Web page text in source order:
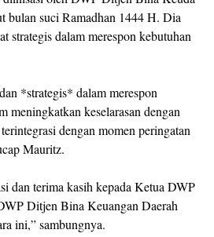
bulan suci Ramadhan 1444 H. Dia
strategis dalam merespon kebutuhan
*strategis* dalam merespon
meningkatkan keselarasan dengan
dengan momen peringatan
Mauritz.
dan terima kasih kepada Ketua DWP
Ditjen Bina Keuangan Daerah
ini,” sambungnya.